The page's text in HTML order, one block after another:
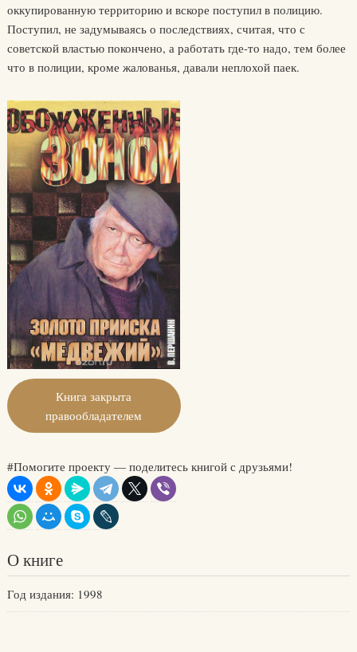
оккупированную территорию и вскоре поступил в полицию.
Поступил, не задумываясь о последствиях, считая, что с
советской властью покончено, а работать где-то надо, тем более
что в полиции, кроме жалованья, давали неплохой паек.
Книга закрыта
правообладателем
#Помогите проекту — поделитесь книгой с друзьями!
О книге
Год издания: 1998